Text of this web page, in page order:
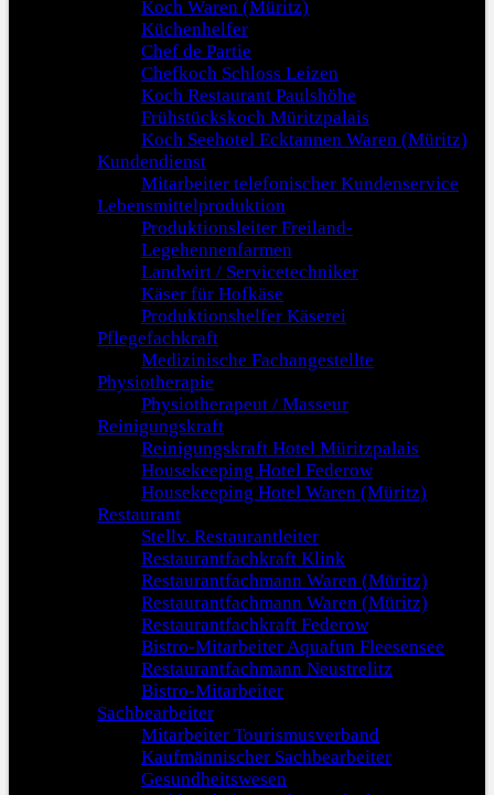
Koch Waren (Müritz)
Küchenhelfer
Chef de Partie
Chefkoch Schloss Leizen
Koch Restaurant Paulshöhe
Frühstückskoch Müritzpalais
Koch Seehotel Ecktannen Waren (Müritz)
Kundendienst
Mitarbeiter telefonischer Kundenservice
Lebensmittelproduktion
Produktionsleiter Freiland-
Legehennenfarmen
Landwirt / Servicetechniker
Käser für Hofkäse
Produktionshelfer Käserei
Pflegefachkraft
Medizinische Fachangestellte
Physiotherapie
Physiotherapeut / Masseur
Reinigungskraft
Reinigungskraft Hotel Müritzpalais
Housekeeping Hotel Federow
Housekeeping Hotel Waren (Müritz)
Restaurant
Stellv. Restaurantleiter
Restaurantfachkraft Klink
Restaurantfachmann Waren (Müritz)
Restaurantfachmann Waren (Müritz)
Restaurantfachkraft Federow
Bistro-Mitarbeiter Aquafun Fleesensee
Restaurantfachmann Neustrelitz
Bistro-Mitarbeiter
Sachbearbeiter
Mitarbeiter Tourismusverband
Kaufmännischer Sachbearbeiter
Gesundheitswesen